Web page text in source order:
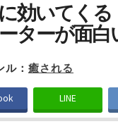
効いてくる
ターが面白
ル： 癒される
LINE